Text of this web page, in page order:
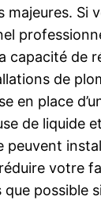
majeures.
capacité de
de
en place
de liquide
peuvent
réduire votre
possible